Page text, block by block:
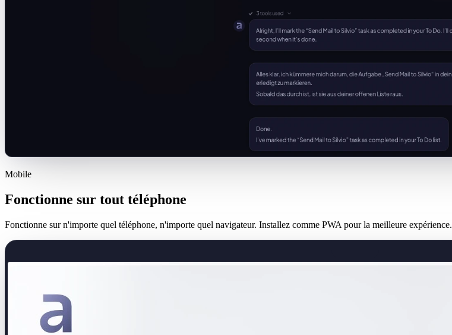
Mobile
Fonctionne sur tout téléphone
Fonctionne sur n'importe quel téléphone, n'importe quel navigateur. Installez comme PWA pour la meilleure expérience.